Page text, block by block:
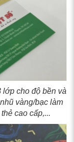
lớp cho độ bền và
vàng/bạc làm
cao cấp,...